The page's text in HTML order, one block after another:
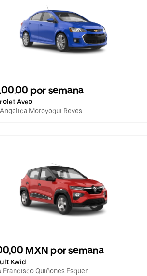
por semana
Aveo
Moroyoqui Reyes
MXN por semana
Kwid
Francisco Quiñones Esquer